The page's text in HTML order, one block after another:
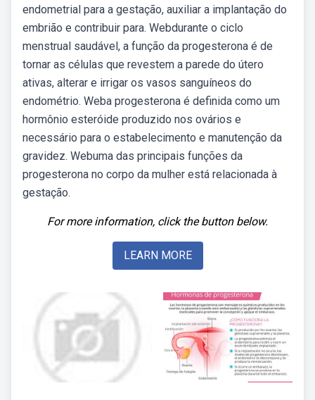
endometrial para a gestação, auxiliar a implantação do
embrião e contribuir para. Webdurante o ciclo
menstrual saudável, a função da progesterona é de
tornar as células que revestem a parede do útero
ativas, alterar e irrigar os vasos sanguíneos do
endométrio. Weba progesterona é definida como um
hormônio esteróide produzido nos ovários e
necessário para o estabelecimento e manutenção da
gravidez. Webuma das principais funções da
progesterona no corpo da mulher está relacionada à
gestação.
For more information, click the button below.
LEARN MORE